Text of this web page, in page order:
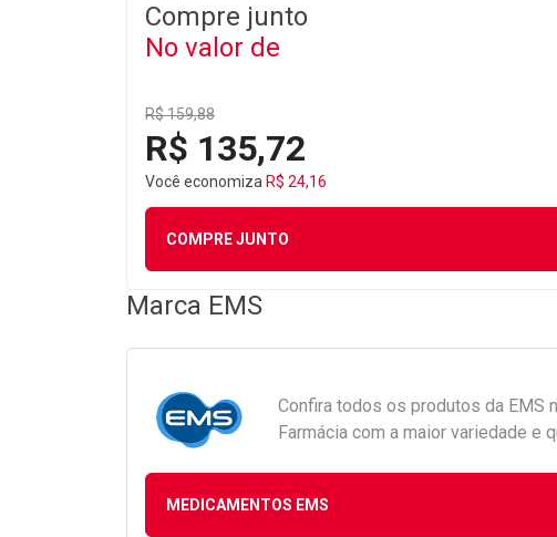
Compre junto
No valor de
R$ 159,88
R$ 135,72
Você economiza R$ 24,16
COMPRE JUNTO
Marca EMS
Confira todos os produtos da EMS
Farmácia com a maior variedade e
MEDICAMENTOS EMS